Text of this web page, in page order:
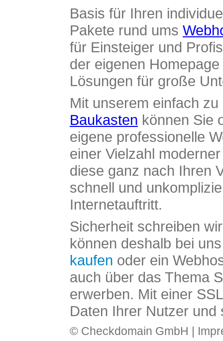
Basis für Ihren
Pakete rund ums
für Einsteiger und
der eigenen
Lösungen für große
Mit unserem einfach
Baukasten können Sie
eigene professionelle
einer Vielzahl
diese ganz nach Ihren
schnell und
Internetauftritt.
Sicherheit schreiben
können deshalb bei
kaufen oder ein
auch über das Thema
erwerben. Mit einer
Daten Ihrer Nutzer und
© Checkdomain GmbH |